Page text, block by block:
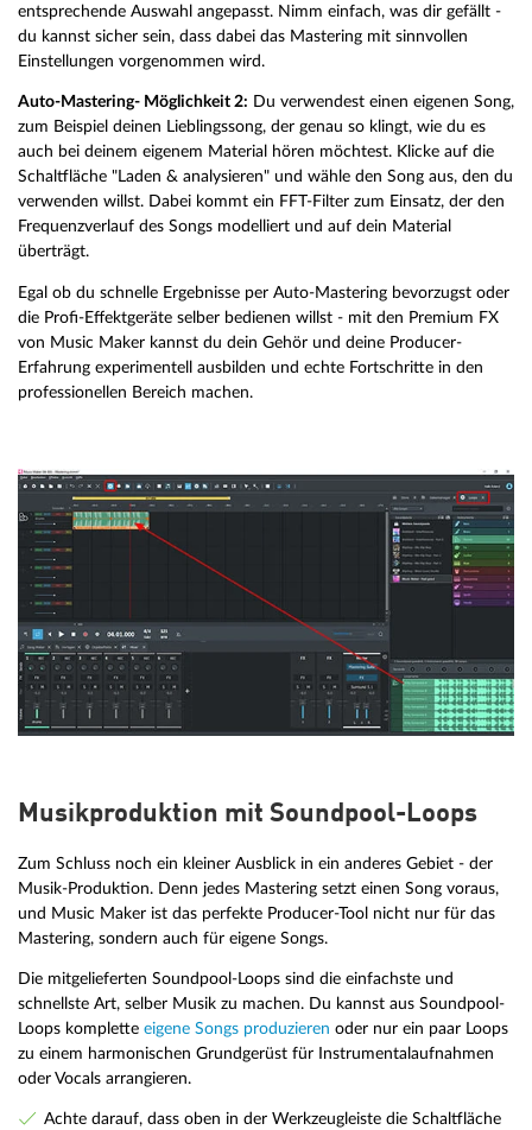
entsprechende Auswahl angepasst. Nimm einfach, was dir gefällt -
du kannst sicher sein, dass dabei das Mastering mit sinnvollen
Einstellungen vorgenommen wird.
Auto-Mastering- Möglichkeit 2: Du verwendest einen eigenen Song,
zum Beispiel deinen Lieblingssong, der genau so klingt, wie du es
auch bei deinem eigenem Material hören möchtest. Klicke auf die
Schaltfläche "Laden & analysieren" und wähle den Song aus, den du
verwenden willst. Dabei kommt ein FFT-Filter zum Einsatz, der den
Frequenzverlauf des Songs modelliert und auf dein Material
überträgt.
Egal ob du schnelle Ergebnisse per Auto-Mastering bevorzugst oder
die Profi-Effektgeräte selber bedienen willst - mit den Premium FX
von Music Maker kannst du dein Gehör und deine Producer-
Erfahrung experimentell ausbilden und echte Fortschritte in den
professionellen Bereich machen.
Musikproduktion mit Soundpool-Loops
Zum Schluss noch ein kleiner Ausblick in ein anderes Gebiet - der
Musik-Produktion. Denn jedes Mastering setzt einen Song voraus,
und Music Maker ist das perfekte Producer-Tool nicht nur für das
Mastering, sondern auch für eigene Songs.
Die mitgelieferten Soundpool-Loops sind die einfachste und
schnellste Art, selber Musik zu machen. Du kannst aus Soundpool-
Loops komplette eigene Songs produzieren oder nur ein paar Loops
zu einem harmonischen Grundgerüst für Instrumentalaufnahmen
oder Vocals arrangieren.
Achte darauf, dass oben in der Werkzeugleiste die Schaltfläche